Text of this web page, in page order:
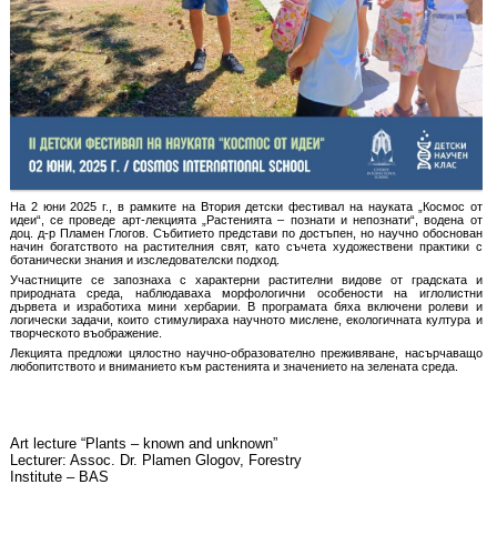
На 2 юни 2025 г., в рамките на Втория детски фестивал на науката „Космос от
идеи“, се проведе арт-лекцията „Растенията – познати и непознати“, водена от
доц. д-р Пламен Глогов. Събитието представи по достъпен, но научно обоснован
начин богатството на растителния свят, като съчета художествени практики с
ботанически знания и изследователски подход.
Участниците се запознаха с характерни растителни видове от градската и
природната среда, наблюдаваха морфологични особености на иглолистни
дървета и изработиха мини хербарии. В програмата бяха включени ролеви и
логически задачи, които стимулираха научното мислене, екологичната култура и
творческото въображение.
Лекцията предложи цялостно научно-образователно преживяване, насърчаващо
любопитството и вниманието към растенията и значението на зелената среда.
Art lecture “Plants – known and unknown”
Lecturer: Assoc. Dr. Plamen Glogov, Forestry
Institute – BAS